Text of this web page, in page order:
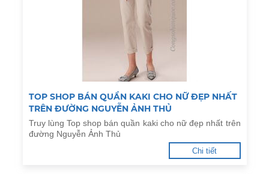
TOP SHOP BÁN QUẦN KAKI CHO NỮ ĐẸP NHẤT
TRÊN ĐƯỜNG NGUYỄN ẢNH THỦ
Truy lùng Top shop bán quần kaki cho nữ đẹp nhất trên
đường Nguyễn Ảnh Thủ
Chi tiết